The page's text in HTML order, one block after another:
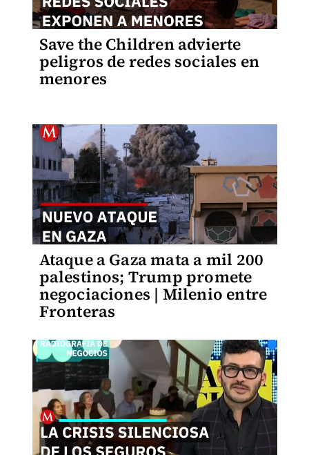
Save the Children advierte
peligros de redes sociales en
menores
Ataque a Gaza mata a mil 200
palestinos; Trump promete
negociaciones | Milenio entre
Fronteras